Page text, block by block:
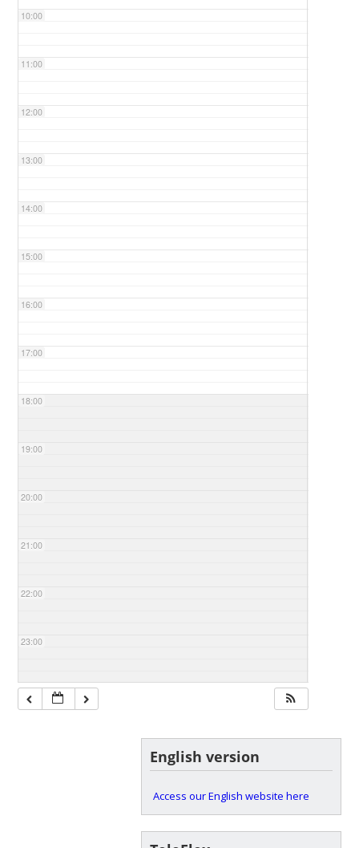
10:00
11:00
12:00
13:00
14:00
15:00
16:00
17:00
18:00
19:00
20:00
21:00
22:00
23:00
English version
Access our English website here